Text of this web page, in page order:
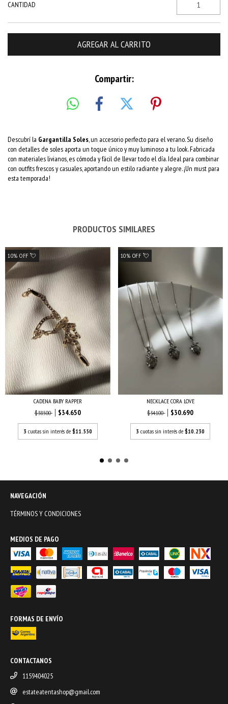
CANTIDAD
Compartir:
Descubrí la Gargantilla Soles , un accesorio perfecto para el verano. Su diseño
con detalles de soles aporta un toque único y muy luminoso a tu look. Fabricada
con materiales livianos, es cómoda y fácil de llevar todo el día. Ideal para combinar
con outfits frescos y casuales, aportando un estilo radiante y alegre. ¡Un must para
esta temporada!
PRODUCTOS SIMILARES
10% OFF 💘
CADENA BABY RAPPER
$38.500
$34.650
3 cuotas sin interés de $11.550
10% OFF 💘
NECKLACE CORA LOVE
$34.100
$30.690
3 cuotas sin interés de$10.230
NAVEGACIÓN
TÉRMINOS Y CONDICIONES
MEDIOS DE PAGO
FORMAS DE ENVÍO
CONTACTANOS
1159404025
estateatentashop@gmail.com